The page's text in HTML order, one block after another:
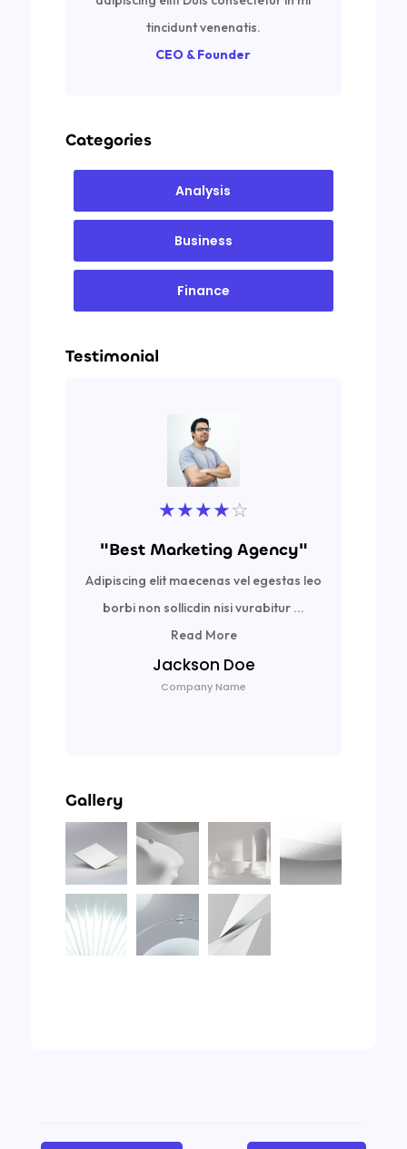
tincidunt venenatis.
CEO & Founder
Categories
Analysis
Business
Finance
Testimonial
★★★★☆
"Best Marketing Agency"
Adipiscing elit maecenas vel egestas leo
borbi non sollicdin nisi vurabitur ...
Read More
Jackson Doe
Company Name
Gallery